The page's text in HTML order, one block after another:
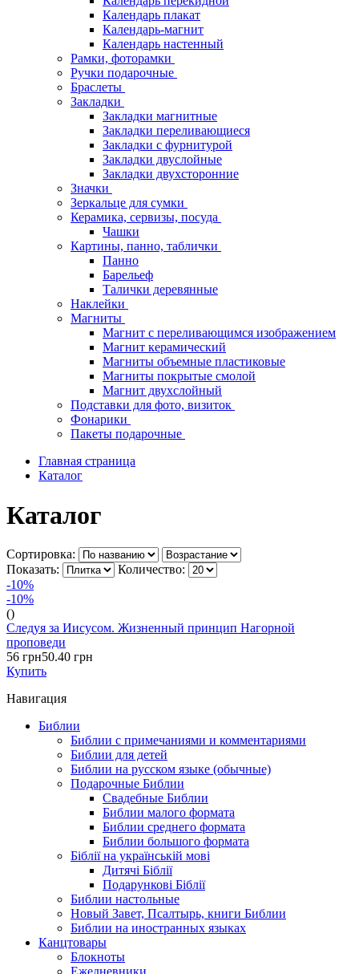
Календарь плакат
Календарь-магнит
Календарь настенный
Рамки, фоторамки
Ручки подарочные
Браслеты
Закладки
Закладки магнитные
Закладки переливающиеся
Закладки с фурнитурой
Закладки двуслойные
Закладки двухсторонние
Значки
Зеркальце для сумки
Керамика, сервизы, посуда
Чашки
Картины, панно, таблички
Панно
Барельеф
Талички деревянные
Наклейки
Магниты
Магнит с переливающимся изображением
Магнит керамический
Магниты объемные пластиковые
Магниты покрытые смолой
Магнит двухслойный
Подставки для фото, визиток
Фонарики
Пакеты подарочные
Главная страница
Каталог
Каталог
Сортировка:
Показать:
Количество:
-10%
-10%
()
Следуя за Иисусом. Жизненный принцип Нагорной
проповеди
56 грн50.40 грн
Купить
Навигация
Библии
Библии с примечаниями и комментариями
Библии для детей
Библии на русском языке (обычные)
Подарочные Библии
Свадебные Библии
Библии малого формата
Библии среднего формата
Библии большого формата
Біблії на українській мові
Дитячі Біблії
Подарункові Біблії
Библии настольные
Новый Завет, Псалтырь, книги Библии
Библии на иностранных языках
Канцтовары
Блокноты